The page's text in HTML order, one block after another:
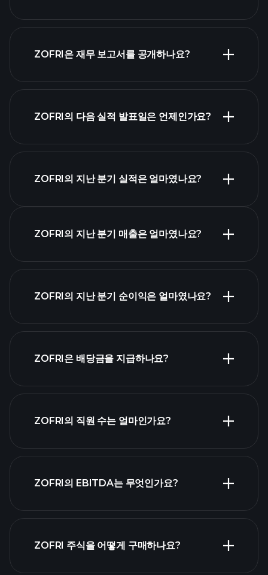
ZOFRI은 재무 보고서를 공개하나요?
ZOFRI의 다음 실적 발표일은 언제인가요?
ZOFRI의 지난 분기 실적은 얼마였나요?
ZOFRI의 지난 분기 매출은 얼마였나요?
ZOFRI의 지난 분기 순이익은 얼마였나요?
ZOFRI은 배당금을 지급하나요?
목록
ZOFRI의 직원 수는 얼마인가요?
고용주 목록
ZOFRI의 EBITDA는 무엇인가요?
ZOFRI 주식을 어떻게 구매하나요?